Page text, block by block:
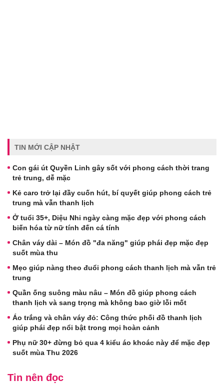
TIN MỚI CẬP NHẬT
Con gái út Quyền Linh gây sốt với phong cách thời trang
trẻ trung, dễ mặc
Kẻ caro trở lại đầy cuốn hút, bí quyết giúp phong cách trẻ
trung mà vẫn thanh lịch
Ở tuổi 35+, Diệu Nhi ngày càng mặc đẹp với phong cách
biến hóa từ nữ tính đến cá tính
Chân váy dài – Món đồ "đa năng" giúp phái đẹp mặc đẹp
suốt mùa thu
Mẹo giúp nàng theo đuổi phong cách thanh lịch mà vẫn trẻ
trung
Quần ống suông màu nâu – Món đồ giúp phong cách
thanh lịch và sang trọng mà không bao giờ lỗi mốt
Áo trắng và chân váy đỏ: Công thức phối đồ thanh lịch
giúp phái đẹp nổi bật trong mọi hoàn cảnh
Phụ nữ 30+ đừng bỏ qua 4 kiểu áo khoác này để mặc đẹp
suốt mùa Thu 2026
Tin nên đọc